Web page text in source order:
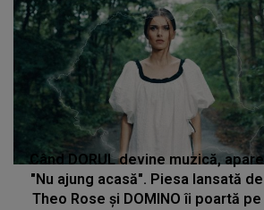
Când DORUL devine muzică, apare
"Nu ajung acasă". Piesa lansată de
Theo Rose și DOMINO îi poartă pe